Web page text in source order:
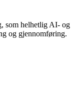
som helhetlig AI- og
og gjennomføring.